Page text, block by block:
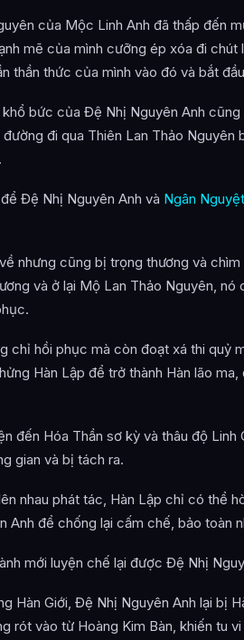
của Mộc Linh Anh đã thấp đến
mẽ của mình cưỡng ép xóa đi
thần thức của mình vào đó và bắt
bức của Đệ Nhị Nguyên Anh
đi qua Thiên Lan Thảo Nguyên
Đệ Nhị Nguyên Anh và Ngân Nguyệt
nhưng cũng bị trọng thương và
và ở lại Mộ Lan Thảo Nguyên, nó
chỉ hồi phục mà còn đoạt xá thi quỷ
Hàn Lập để trở thành Hàn lão
đến Hóa Thần sơ kỳ và thâu độ Linh
gian và bị tách ra.
nhau phát tác, Hàn Lập chỉ có thể
Anh để chống lại cấm chế, bảo toàn
mới luyện chế lại được Đệ Nhị
Hàn Giới, Đệ Nhị Nguyên Anh lại bị
rót vào từ Hoàng Kim Bàn, khiến tu